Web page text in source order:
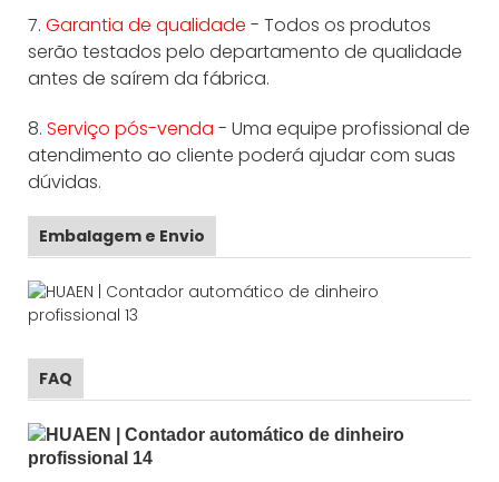
7. Garantia de qualidade - Todos os produtos
serão testados pelo departamento de qualidade
antes de saírem da fábrica.
8. Serviço pós-venda - Uma equipe profissional de
atendimento ao cliente poderá ajudar com suas
dúvidas.
Embalagem e Envio
FAQ